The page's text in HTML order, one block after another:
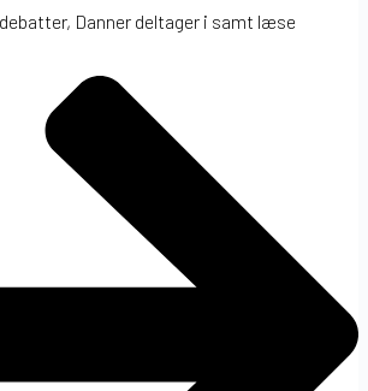
Danner deltager i samt læse